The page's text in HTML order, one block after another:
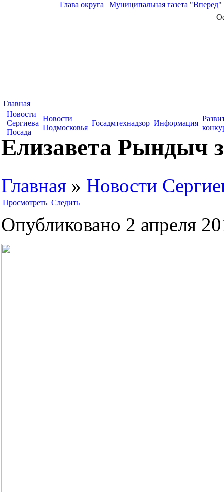
Глава округа Муниципальная газета "Вперед"
Главная
Новости
Сергиева
Посада
Новости
Подмосковья
Госадмтехнадзор Информация
Елизавета Рындыч
Главная » Новости
Просмотреть Следить
Опубликовано 2 апреля